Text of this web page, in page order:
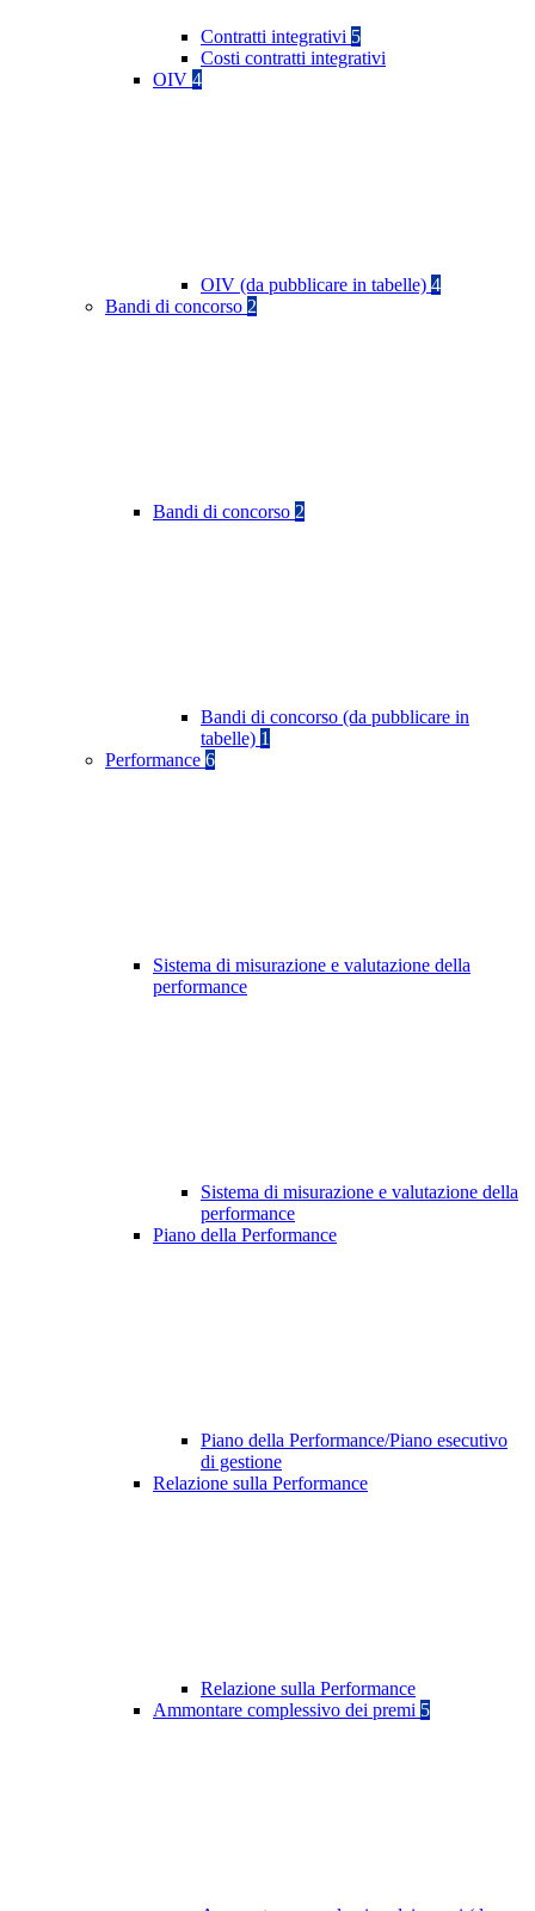
Contratti integrativi 5
Costi contratti integrativi
OIV 4
OIV (da pubblicare in tabelle) 4
Bandi di concorso 2
Bandi di concorso 2
Bandi di concorso (da pubblicare in
tabelle) 1
Performance 6
Sistema di misurazione e valutazione della
performance
Sistema di misurazione e valutazione della
performance
Piano della Performance
Piano della Performance/Piano esecutivo
di gestione
Relazione sulla Performance
Relazione sulla Performance
Ammontare complessivo dei premi 5